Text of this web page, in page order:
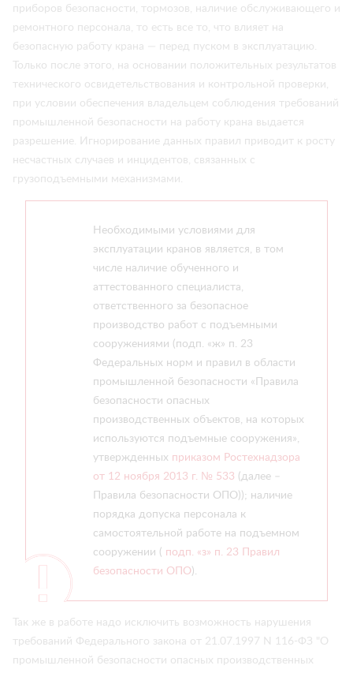
приборов безопасности, тормозов, наличие обслуживающего и
ремонтного персонала, то есть все то, что влияет на
безопасную работу крана — перед пуском в эксплуатацию.
Только после этого, на основании положительных результатов
технического освидетельствования и контрольной проверки,
при условии обеспечения владельцем соблюдения требований
промышленной безопасности на работу крана выдается
разрешение. Игнорирование данных правил приводит к росту
несчастных случаев и инцидентов, связанных с
грузоподъемными механизмами.
Необходимыми условиями для
эксплуатации кранов является, в том
числе наличие обученного и
аттестованного специалиста,
ответственного за безопасное
производство работ с подъемными
сооружениями (подп. «ж» п. 23
Федеральных норм и правил в области
промышленной безопасности «Правила
безопасности опасных
производственных объектов, на которых
используются подъемные сооружения»,
утвержденных приказом Ростехнадзора
от 12 ноября 2013 г. № 533 (далее –
Правила безопасности ОПО)); наличие
порядка допуска персонала к
самостоятельной работе на подъемном
сооружении ( подп. «з» п. 23 Правил
безопасности ОПО).
Так же в работе надо исключить возможность нарушения
требований Федерального закона от 21.07.1997 N 116-ФЗ "О
промышленной безопасности опасных производственных